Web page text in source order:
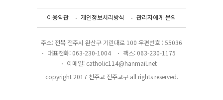
이용약관 개인정보처리방식 관리자에게 문의
주소: 전북 전주시 완산구 기린대로 100 우편번호 : 55036
대표전화: 063-230-1004
팩스: 063-230-1175
이메일: catholic114@hanmail.net
copyright 2017 천주교 전주교구 all rights reserved.